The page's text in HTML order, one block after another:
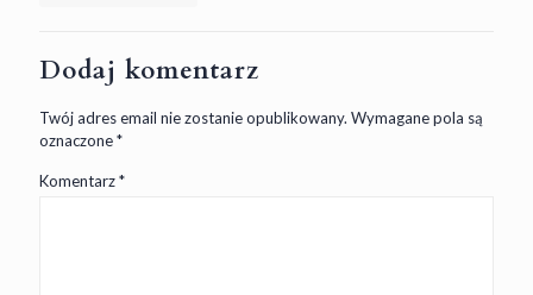
Dodaj komentarz
Twój adres email nie zostanie opublikowany. Wymagane pola są
oznaczone*
Komentarz*